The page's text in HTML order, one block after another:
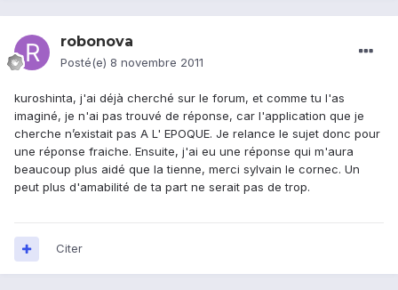
robonova
Posté(e) 8 novembre 2011
kuroshinta, j'ai déjà cherché sur le forum, et comme tu l'as
imaginé, je n'ai pas trouvé de réponse, car l'application que je
cherche n’existait pas A L' EPOQUE. Je relance le sujet donc pour
une réponse fraiche. Ensuite, j'ai eu une réponse qui m'aura
beaucoup plus aidé que la tienne, merci sylvain le cornec. Un
peut plus d'amabilité de ta part ne serait pas de trop.
Citer